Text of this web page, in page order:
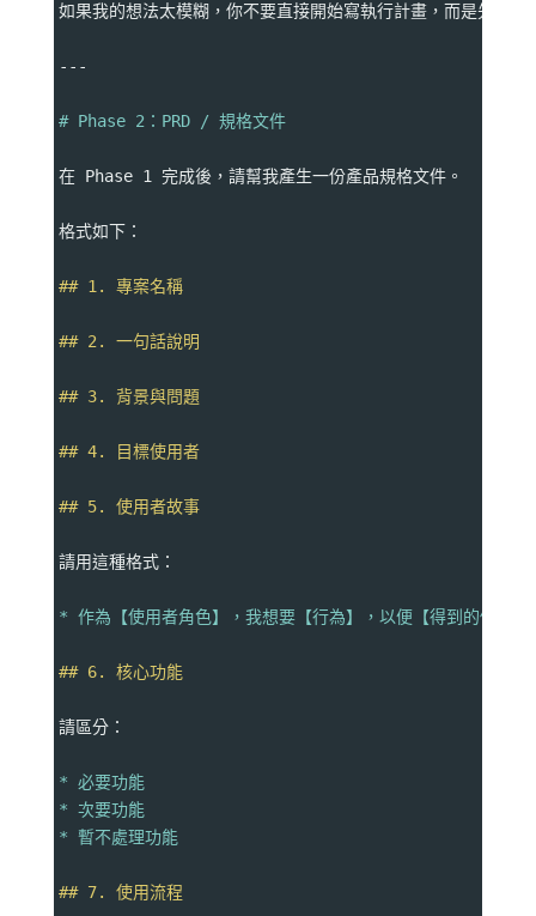
如果我的想法太模糊，你不要直接開始寫執行計畫，而是先幫
---
# Phase 2：PRD / 規格文件
在 Phase 1 完成後，請幫我產生一份產品規格文件。
格式如下：
## 1. 專案名稱
## 2. 一句話說明
## 3. 背景與問題
## 4. 目標使用者
## 5. 使用者故事
請用這種格式：
* 作為【使用者角色】，我想要【行為】，以便【得到的價值】
## 6. 核心功能
請區分：
* 必要功能
* 次要功能
* 暫不處理功能
## 7. 使用流程